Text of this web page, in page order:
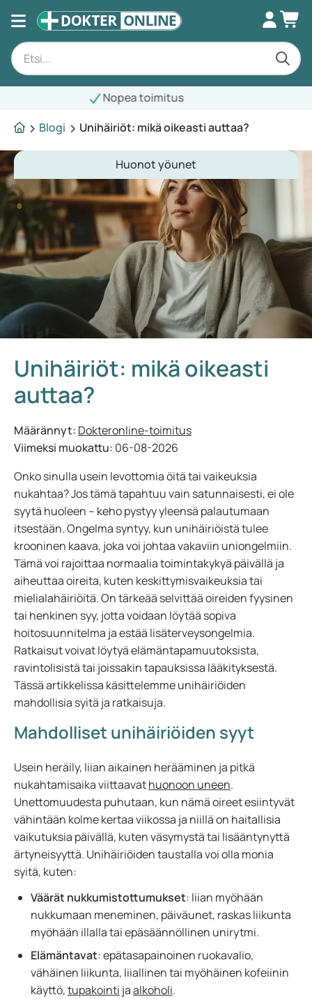
Blogi Unihäiriöt: mikä oikeasti auttaa?
Huonot yöunet
Unihäiriöt: mikä oikeasti
auttaa?
Määrännyt: Dokteronline-toimitus
Viimeksi muokattu: 06-08-2026
Onko sinulla usein levottomia öitä tai vaikeuksia
nukahtaa? Jos tämä tapahtuu vain satunnaisesti, ei ole
syytä huoleen – keho pystyy yleensä palautumaan
itsestään. Ongelma syntyy, kun unihäiriöistä tulee
krooninen kaava, joka voi johtaa vakaviin uniongelmiin.
Tämä voi rajoittaa normaalia toimintakykyä päivällä ja
aiheuttaa oireita, kuten keskittymisvaikeuksia tai
mielialahäiriöitä. On tärkeää selvittää oireiden fyysinen
tai henkinen syy, jotta voidaan löytää sopiva
hoitosuunnitelma ja estää lisäterveysongelmia.
Ratkaisut voivat löytyä elämäntapamuutoksista,
ravintolisistä tai joissakin tapauksissa lääkityksestä.
Tässä artikkelissa käsittelemme unihäiriöiden
mahdollisia syitä ja ratkaisuja.
Mahdolliset unihäiriöiden syyt
Usein heräily, liian aikainen herääminen ja pitkä
nukahtamisaika viittaavathuonoon uneen.
Unettomuudesta puhutaan, kun nämä oireet esiintyvät
vähintään kolme kertaa viikossa ja niillä on haitallisia
vaikutuksia päivällä, kuten väsymystä tai lisääntynyttä
ärtyneisyyttä. Unihäiriöiden taustalla voi olla monia
syitä, kuten:
Väärät nukkumistottumukset: liian myöhään
nukkumaan meneminen, päiväunet, raskas liikunta
myöhään illalla tai epäsäännöllinen unirytmi.
Elämäntavat: epätasapainoinen ruokavalio,
vähäinen liikunta, liiallinen tai myöhäinen kofeiinin
käyttö,tupakointi jaalkoholi.